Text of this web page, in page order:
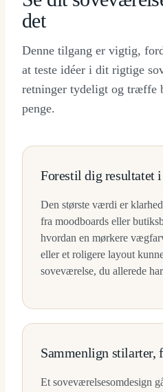
det
Denne tilgang er vigtig,
at teste idéer i dit rigtige
retninger tydeligt og træffe
penge.
Forestil dig resultatet
Den største værdi er
fra moodboards eller
hvordan en mørkere
eller et roligere layout
soveværelse, du allerede
Sammenlign stilarter,
Et soveværelsesomdesign